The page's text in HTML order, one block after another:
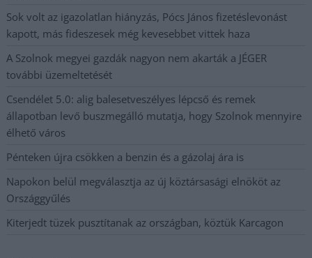
Sok volt az igazolatlan hiányzás, Pócs János fizetéslevonást
kapott, más fideszesek még kevesebbet vittek haza
A Szolnok megyei gazdák nagyon nem akarták a JÉGER
további üzemeltetését
Csendélet 5.0: alig balesetveszélyes lépcső és remek
állapotban levő buszmegálló mutatja, hogy Szolnok mennyire
élhető város
Pénteken újra csökken a benzin és a gázolaj ára is
Napokon belül megválasztja az új köztársasági elnököt az
Országgyűlés
Kiterjedt tüzek pusztítanak az országban, köztük Karcagon